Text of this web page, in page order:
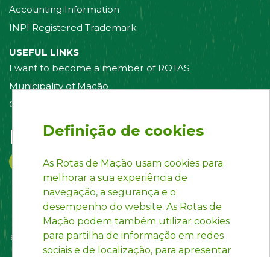
Accounting Information
INPI Registered Trademark
USEFUL LINKS
I want to become a member of ROTAS
Municipality of Mação
Contact us
Follow us on:
Definição de cookies
As Rotas de Mação usam cookies para
melhorar a sua experiência de
navegação, a segurança e o
desempenho do website. As Rotas de
Mação podem também utilizar cookies
para partilha de informação em redes
sociais e de localização, para apresentar